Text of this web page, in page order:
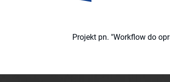
Projekt pn. "Workflow do